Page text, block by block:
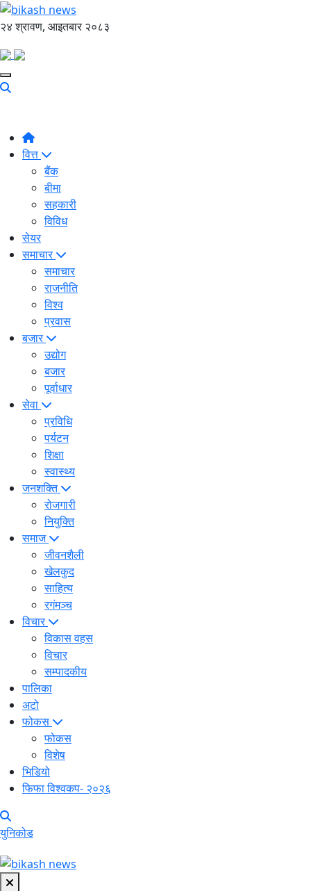
२४ श्रावण, आइतबार २०८३
वित्त
बैंक
बीमा
सहकारी
विविध
सेयर
समाचार
समाचार
राजनीति
विश्व
प्रवास
बजार
उद्योग
बजार
पूर्वाधार
सेवा
प्रविधि
पर्यटन
शिक्षा
स्वास्थ्य
जनशक्ति
रोजगारी
नियुक्ति
समाज
जीवनशैली
खेलकुद
साहित्य
रगंमञ्च
विचार
विकास वहस
विचार
सम्पादकीय
पालिका
अटो
फोकस
फोकस
विशेष
भिडियो
फिफा विश्वकप- २०२६
युनिकोड